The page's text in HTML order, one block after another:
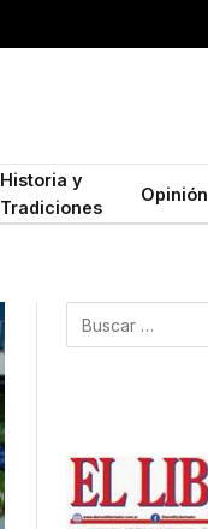
Historia y
Tradiciones
Opinión